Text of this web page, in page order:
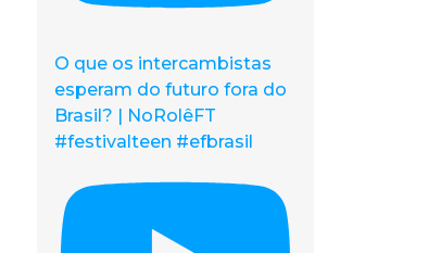
O que os intercambistas
esperam do futuro fora do
Brasil? | NoRolêFT
#festivalteen #efbrasil